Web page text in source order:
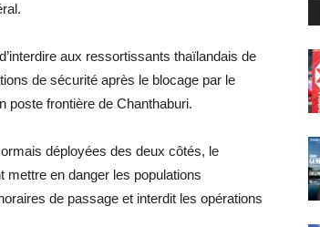
aux ressortissants thaïlandais de
de sécurité après le blocage par le
poste frontière de Chanthaburi.
déployées des deux côtés, le
mettre en danger les populations
de passage et interdit les opérations